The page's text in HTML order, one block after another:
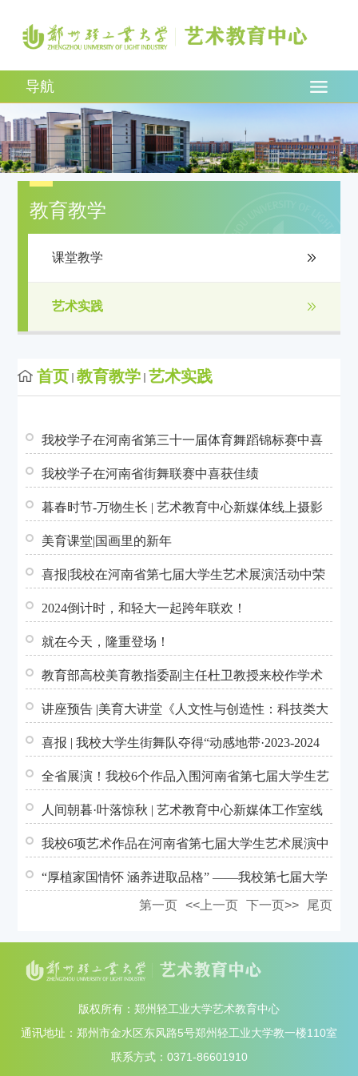
导航
教育教学
课堂教学
艺术实践
首页 教育教学 艺术实践
我校学子在河南省第三十一届体育舞蹈锦标赛中喜
我校学子在河南省街舞联赛中喜获佳绩
暮春时节-万物生长 | 艺术教育中心新媒体线上摄影
展
美育课堂|国画里的新年
喜报|我校在河南省第七届大学生艺术展演活动中荣
获佳绩！
2024倒计时，和轻大一起跨年联欢！
就在今天，隆重登场！
教育部高校美育教指委副主任杜卫教授来校作学术
报告
讲座预告 |美育大讲堂《人文性与创造性：科技类大
学美育的重要课...
喜报 | 我校大学生街舞队夺得“动感地带·2023-2024
中国街舞联赛...
全省展演！我校6个作品入围河南省第七届大学生艺
术展演活动现场...
人间朝暮·叶落惊秋 | 艺术教育中心新媒体工作室线
上摄影展
我校6项艺术作品在河南省第七届大学生艺术展演中
闪亮登场
“厚植家国情怀 涵养进取品格” ——我校第七届大学
生艺术展演活动...第一页 <<上一页 下一页>> 尾页
版权所有：郑州轻工业大学艺术教育中心
通讯地址：郑州市金水区东风路5号郑州轻工业大学教一楼110室
联系方式：0371-86601910